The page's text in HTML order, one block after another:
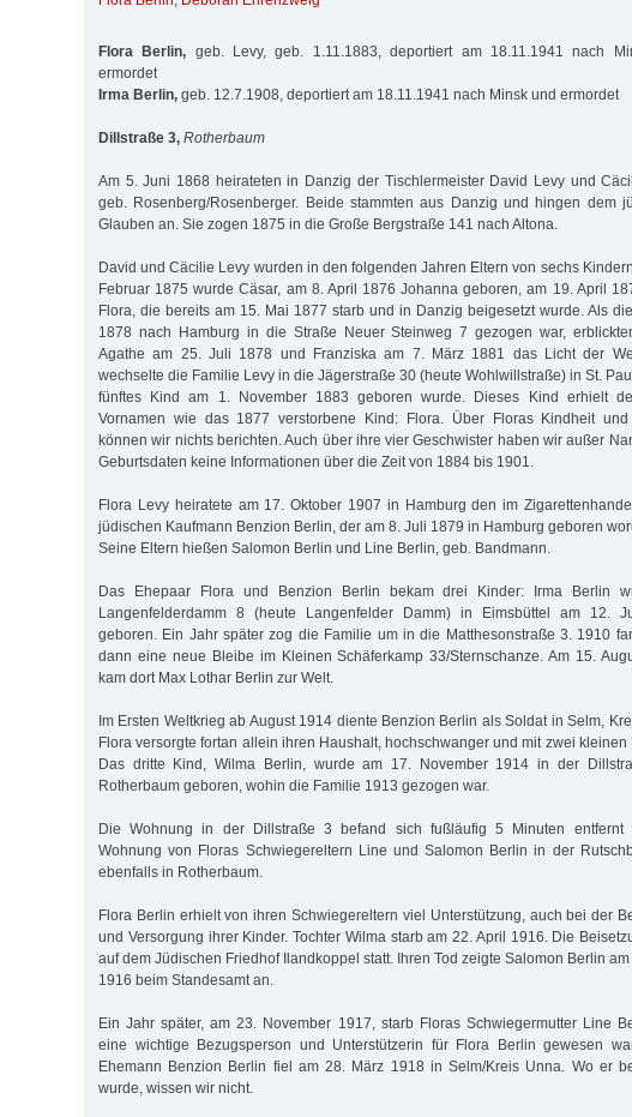
Flora Berlin, geb. Levy, geb. 1.11.1883, deportiert am 18.11.1941 nach
ermordet
Irma Berlin, geb. 12.7.1908, deportiert am 18.11.1941 nach Minsk und ermordet
Dillstraße 3, Rotherbaum
Am 5. Juni 1868 heirateten in Danzig der Tischlermeister David Levy und
geb. Rosenberg/Rosenberger. Beide stammten aus Danzig und hingen dem
Glauben an. Sie zogen 1875 in die Große Bergstraße 141 nach Altona.
David und Cäcilie Levy wurden in den folgenden Jahren Eltern von sechs
Februar 1875 wurde Cäsar, am 8. April 1876 Johanna geboren, am 19. April
Flora, die bereits am 15. Mai 1877 starb und in Danzig beigesetzt wurde. Als
1878 nach Hamburg in die Straße Neuer Steinweg 7 gezogen war,
Agathe am 25. Juli 1878 und Franziska am 7. März 1881 das Licht der
wechselte die Familie Levy in die Jägerstraße 30 (heute Wohlwillstraße) in St.
fünftes Kind am 1. November 1883 geboren wurde. Dieses Kind erhielt
Vornamen wie das 1877 verstorbene Kind: Flora. Über Floras Kindheit und
können wir nichts berichten. Auch über ihre vier Geschwister haben wir außer
Geburtsdaten keine Informationen über die Zeit von 1884 bis 1901.
Flora Levy heiratete am 17. Oktober 1907 in Hamburg den im
jüdischen Kaufmann Benzion Berlin, der am 8. Juli 1879 in Hamburg geboren
Seine Eltern hießen Salomon Berlin und Line Berlin, geb. Bandmann.
Das Ehepaar Flora und Benzion Berlin bekam drei Kinder: Irma Berlin
Langenfelderdamm 8 (heute Langenfelder Damm) in Eimsbüttel am 12.
geboren. Ein Jahr später zog die Familie um in die Matthesonstraße 3. 1910
dann eine neue Bleibe im Kleinen Schäferkamp 33/Sternschanze. Am 15.
kam dort Max Lothar Berlin zur Welt.
Im Ersten Weltkrieg ab August 1914 diente Benzion Berlin als Soldat in Selm,
Flora versorgte fortan allein ihren Haushalt, hochschwanger und mit zwei kleinen
Das dritte Kind, Wilma Berlin, wurde am 17. November 1914 in der
Rotherbaum geboren, wohin die Familie 1913 gezogen war.
Die Wohnung in der Dillstraße 3 befand sich fußläufig 5 Minuten entfernt
Wohnung von Floras Schwiegereltern Line und Salomon Berlin in der
ebenfalls in Rotherbaum.
Flora Berlin erhielt von ihren Schwiegereltern viel Unterstützung, auch bei der
und Versorgung ihrer Kinder. Tochter Wilma starb am 22. April 1916. Die
auf dem Jüdischen Friedhof Ilandkoppel statt. Ihren Tod zeigte Salomon Berlin am
1916 beim Standesamt an.
Ein Jahr später, am 23. November 1917, starb Floras Schwiegermutter Line
eine wichtige Bezugsperson und Unterstützerin für Flora Berlin gewesen
Ehemann Benzion Berlin fiel am 28. März 1918 in Selm/Kreis Unna. Wo er
wurde, wissen wir nicht.